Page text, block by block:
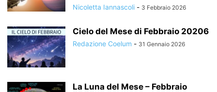
Nicoletta Iannascoli - 3 Febbraio 2026
Cielo del Mese di Febbraio 20206
Redazione Coelum - 31 Gennaio 2026
La Luna del Mese – Febbraio